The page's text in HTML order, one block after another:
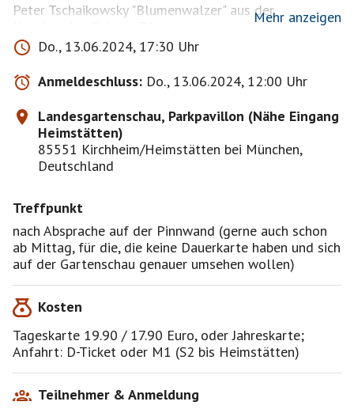
Peter Tschaikowsky "Blumenwalzer" aus der
Leo Delibes "Blumenduett" (Lakme)
Henriette Renie "Les Pins de Charlannes"
Alfredo Rolando Oritz "Cumbia Verde"
Konzertbeginn um 18.00 Uhr
Mit denen, die keine Dauerkarte für die Gartenschau
haben und sich genauer umsehen wollen, treffe ich
mich gerne schon mittags. (Absprache über die
https://kirchheim2024.de/
Mehr anzeigen
Do., 13.06.2024, 17:30 Uhr
Anmeldeschluss: Do., 13.06.2024, 12:00 Uhr
Landesgartenschau, Parkpavillon (Nähe Eingang
Heimstätten)
85551 Kirchheim/Heimstätten bei München,
Deutschland
Treffpunkt
nach Absprache auf der Pinnwand (gerne auch schon
ab Mittag, für die, die keine Dauerkarte haben und sich
auf der Gartenschau genauer umsehen wollen)
Kosten
Tageskarte 19.90 / 17.90 Euro, oder Jahreskarte;
Anfahrt: D-Ticket oder M1 (S2 bis Heimstätten)
Teilnehmer & Anmeldung